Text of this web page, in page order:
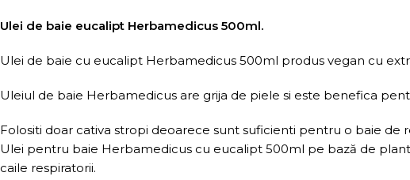
Ulei de baie eucalipt Herbamedicus 500ml.
Ulei de baie cu eucalipt Herbamedicus 500ml produs vegan cu
Uleiul de baie Herbamedicus are grija de piele si este benefica
Folositi doar cativa stropi deoarece sunt suficienti pentru o baie de
Ulei pentru baie Herbamedicus cu eucalipt 500ml pe bază de
caile respiratorii.